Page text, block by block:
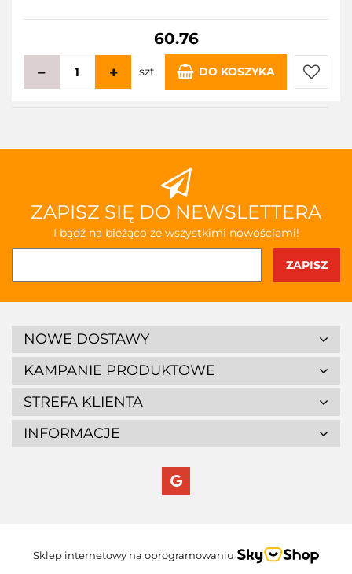
60.76
szt. DO KOSZYKA
Do
ZAPISZ SIĘ DO NEWSLETTERA
I bądź na bieżąco ze wszystkimi nowościami!
NOWE DOSTAWY
KAMPANIE PRODUKTOWE
STREFA KLIENTA
INFORMACJE
Sklep internetowy na oprogramowaniu